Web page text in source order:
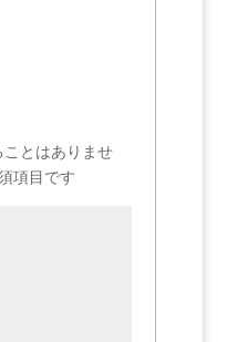
ことはありませ
項目です